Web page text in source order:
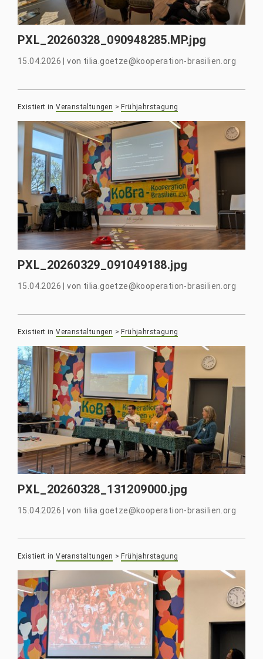
PXL_20260328_090948285.MP.jpg
15.04.2026 |von tilia.goetze@kooperation-brasilien.org
Existiert in Veranstaltungen > Frühjahrstagung
PXL_20260329_091049188.jpg
15.04.2026|von tilia.goetze@kooperation-brasilien.org
Existiert in Veranstaltungen >Frühjahrstagung
PXL_20260328_131209000.jpg
15.04.2026 |von tilia.goetze@kooperation-brasilien.org
Existiert in Veranstaltungen >Frühjahrstagung